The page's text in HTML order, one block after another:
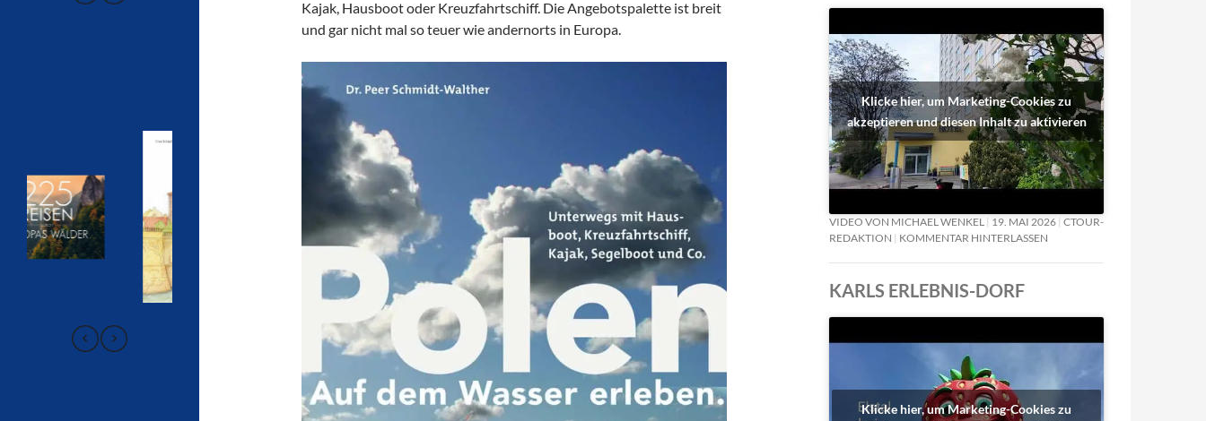
Kajak, Hausboot oder Kreuzfahrtschiff. Die Angebotspalette ist breit
und gar nicht mal so teuer wie andernorts in Europa.
Klicke hier, um Marketing-Cookies zu
akzeptieren und diesen Inhalt zu aktivieren
VIDEO VON MICHAEL WENKEL 19. MAI 2026 CTOUR-
REDAKTION
KOMMENTAR HINTERLASSEN
KARLS ERLEBNIS-DORF
Klicke hier, um Marketing-Cookies zu